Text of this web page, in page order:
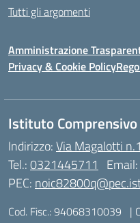
Tutti gli argomenti
Amministrazione
Privacy & Cookie Policy
Istituto
Indirizzo:Via Magalotti
Tel.:0321445711 Email:
PEC:
Cod. Fisc.: 94068310039 |